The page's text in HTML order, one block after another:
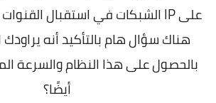
علىIPالشبكات في استقبال القنوات
هناك سؤال هام بالتأكيد أنه
بالحصول على هذا النظام والسرعة
أيضًا؟